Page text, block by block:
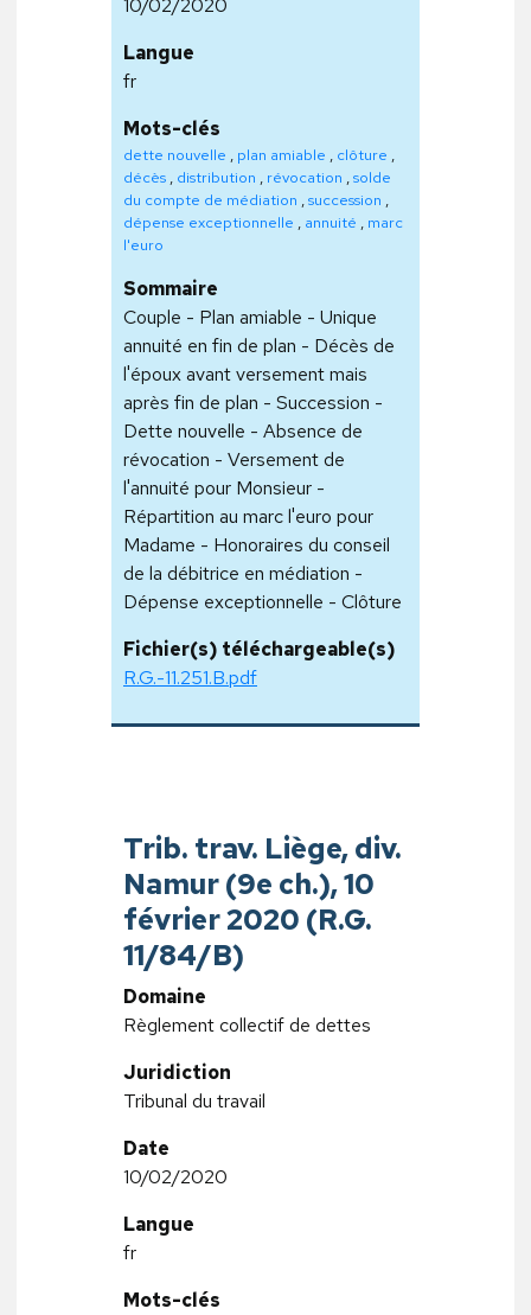
10/02/2020
Langue
fr
Mots-clés
dette nouvelle , plan amiable , clôture ,
décès , distribution , révocation ,solde
du compte de médiation ,succession ,
dépense exceptionnelle , annuité , marc
l'euro
Sommaire
Couple - Plan amiable - Unique
annuité en fin de plan - Décès de
l'époux avant versement mais
après fin de plan - Succession -
Dette nouvelle - Absence de
révocation - Versement de
l'annuité pour Monsieur -
Répartition au marc l'euro pour
Madame - Honoraires du conseil
de la débitrice en médiation -
Dépense exceptionnelle - Clôture
Fichier(s) téléchargeable(s)
R.G.-11.251.B.pdf
Trib. trav. Liège, div.
Namur (9e ch.), 10
février 2020 (R.G.
11/84/B)
Domaine
Règlement collectif de dettes
Juridiction
Tribunal du travail
Date
10/02/2020
Langue
fr
Mots-clés